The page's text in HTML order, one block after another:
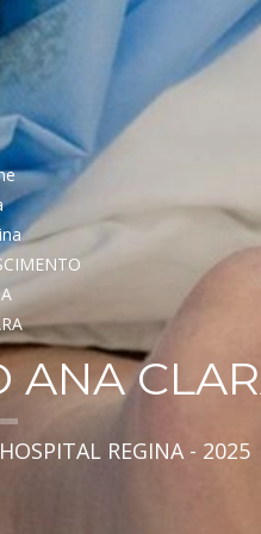
ANA
REGINA - 2025